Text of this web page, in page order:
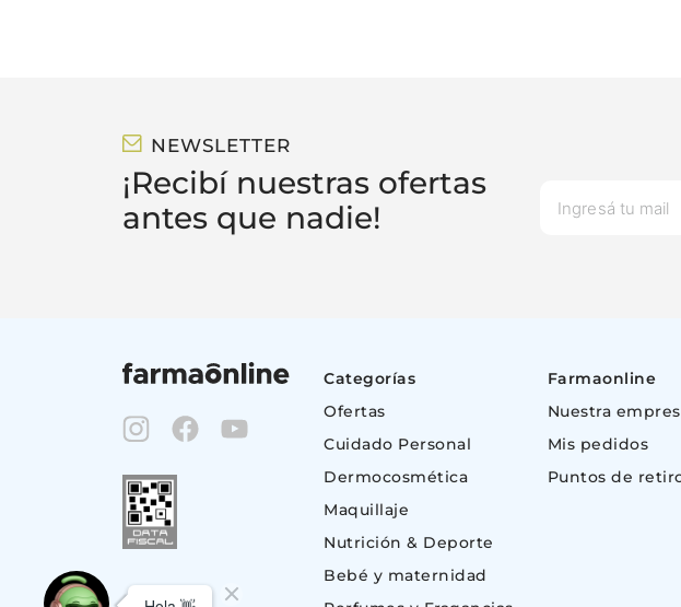
NEWSLETTER
¡Recibí nuestras ofertas
antes que nadie!
Categorías
Ofertas
Cuidado Personal
Dermocosmética
Maquillaje
Nutrición & Deporte
Bebé y maternidad
Farmaonline
Nuestra
Mis pedidos
Puntos de